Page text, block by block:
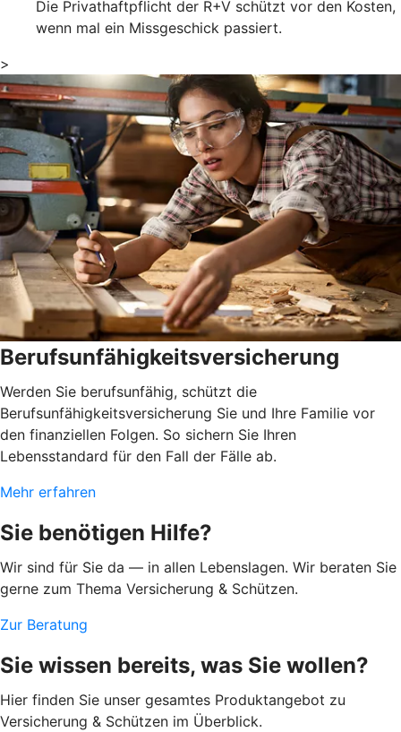
Die Privathaftpflicht der R+V schützt vor den Kosten,
wenn mal ein Missgeschick passiert.
>
Berufsunfähigkeitsversicherung
Werden Sie berufsunfähig, schützt die
Berufsunfähigkeitsversicherung Sie und Ihre Familie vor
den finanziellen Folgen. So sichern Sie Ihren
Lebensstandard für den Fall der Fälle ab.
Mehr erfahren
Sie benötigen Hilfe?
Wir sind für Sie da — in allen Lebenslagen. Wir beraten Sie
gerne zum Thema Versicherung & Schützen.
Zur Beratung
Sie wissen bereits, was Sie wollen?
Hier finden Sie unser gesamtes Produktangebot zu
Versicherung & Schützen im Überblick.